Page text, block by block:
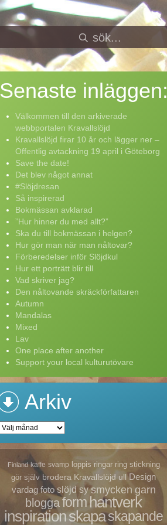
Senaste inläggen:
Välkommen till den arkiverade
webbportalen Kravallslöjd
Kravallslöjd firar 10 år och lägger ner –
Offentlig avtackning 19 april i Göteborg
Save the date!
Det blev något annat
#Slöjdresan
Så inspirerad
Bokmässan avklarad
”Hur hinner du med allt?”
Ska du till bokmässan i helgen?
Hur gör man när man nåltovar?
Förberedelser inför Slöjdkul
Hur ett porträtt blir till
Vad skriver jag?
Den nåltovande skräckförfattaren
Autumn
Mandalas
Mixed
Lav
One place after another
Support your local kulturutövare
Arkiv
Arkiv
Finland kaffe svamp loppis ringar ring stickning
gör själv brodera Kravallslöjd ull Design
vardag foto slöjd sy smycken garn
bloggaformhantverk
inspirationskapaskapande